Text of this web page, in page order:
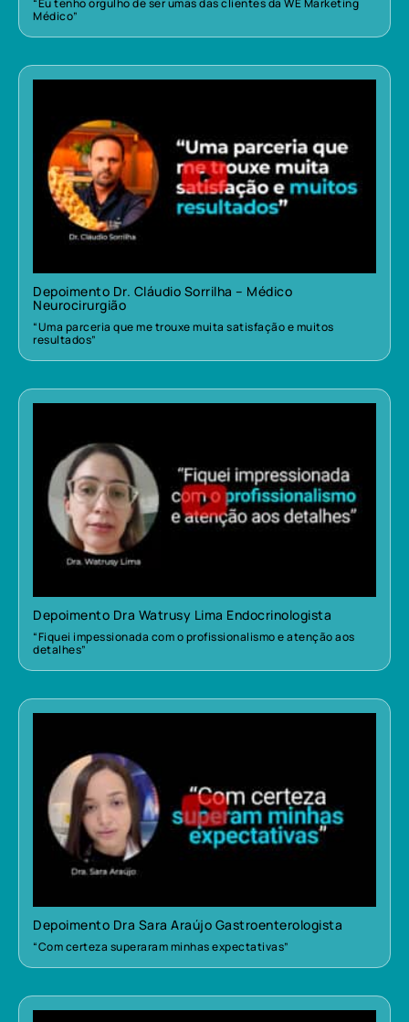
“Eu tenho orgulho de ser umas das clientes da WE Marketing
Médico”
Depoimento Dr. Cláudio Sorrilha – Médico
Neurocirurgião
“Uma parceria que me trouxe muita satisfação e muitos
resultados”
Depoimento Dra Watrusy Lima Endocrinologista
“Fiquei impessionada com o profissionalismo e atenção aos
detalhes”
Depoimento Dra Sara Araújo Gastroenterologista
“Com certeza superaram minhas expectativas”